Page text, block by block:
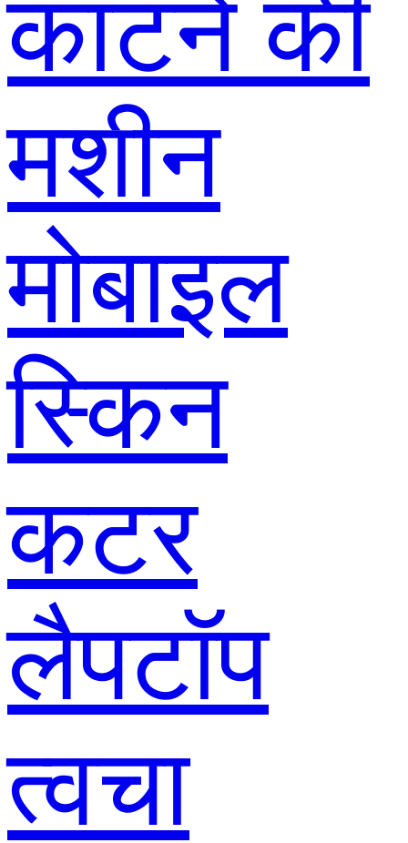
काटने की
मशीन
मोबाइल
स्किन
कटर
लैपटॉप
त्वचा